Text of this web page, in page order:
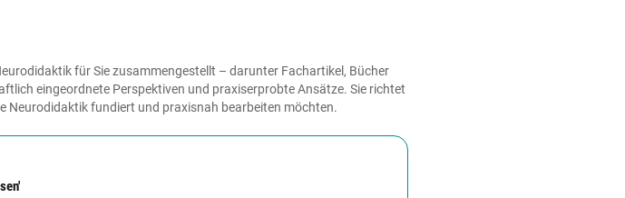
für Sie zusammengestellt – darunter Fachartikel, Bücher
eingeordnete Perspektiven und praxiserprobte Ansätze. Sie richtet
Neurodidaktik fundiert und praxisnah bearbeiten möchten.